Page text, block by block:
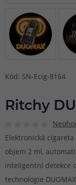
Kód: SN-Ecig-8164
Ritchy
Elektronická
objem 2 ml,
inteligentní detekce
technologie